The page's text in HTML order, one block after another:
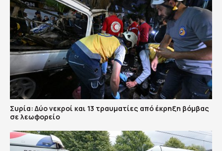
Συρία: Δύο νεκροί και 13 τραυματίες από έκρηξη βόμβας
σε λεωφορείο